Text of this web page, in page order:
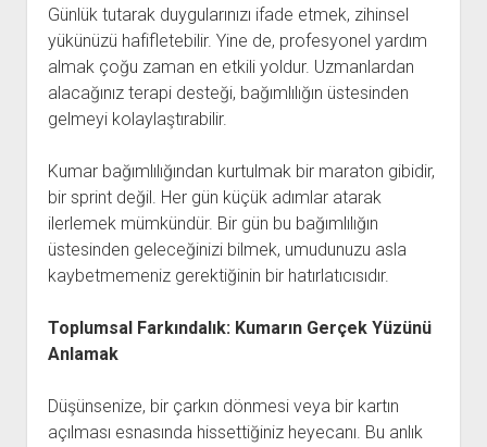
Günlük tutarak duygularınızı ifade etmek, zihinsel
yükünüzü hafifletebilir. Yine de, profesyonel yardım
almak çoğu zaman en etkili yoldur. Uzmanlardan
alacağınız terapi desteği, bağımlılığın üstesinden
gelmeyi kolaylaştırabilir.
Kumar bağımlılığından kurtulmak bir maraton gibidir,
bir sprint değil. Her gün küçük adımlar atarak
ilerlemek mümkündür. Bir gün bu bağımlılığın
üstesinden geleceğinizi bilmek, umudunuzu asla
kaybetmemeniz gerektiğinin bir hatırlatıcısıdır.
Toplumsal Farkındalık: Kumarın Gerçek Yüzünü
Anlamak
Düşünsenize, bir çarkın dönmesi veya bir kartın
açılması esnasında hissettiğiniz heyecanı. Bu anlık